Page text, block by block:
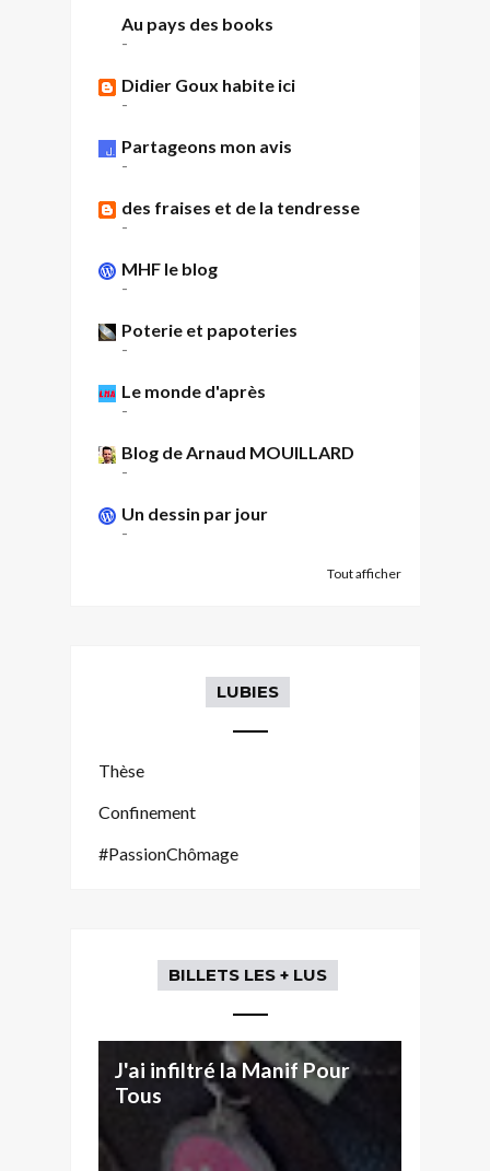
Au pays des books
-
Didier Goux habite ici
-
Partageons mon avis
-
des fraises et de la tendresse
-
MHF le blog
-
Poterie et papoteries
-
Le monde d'après
-
Blog de Arnaud MOUILLARD
-
Un dessin par jour
-
Tout afficher
LUBIES
Thèse
Confinement
#PassionChômage
BILLETS LES + LUS
J'ai infiltré la Manif Pour
Tous